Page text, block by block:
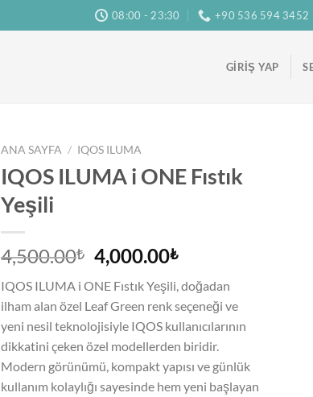
08:00 - 23:30 +90 536 594 3452
GIRIŞ YAP
ANA SAYFA / IQOS ILUMA
IQOS ILUMA i ONE Fıstık
Yeşili
4,500.00₺ Orijinal
fiyat:
4,500.00₺.
4,000.00₺Şu
fiyat:
4,000.00₺.
IQOS ILUMA i ONE Fıstık Yeşili, doğadan
ilham alan özel Leaf Green renk seçeneği ve
yeni nesil teknolojisiyle IQOS kullanıcılarının
dikkatini çeken özel modellerden biridir.
Modern görünümü, kompakt yapısı ve günlük
kullanım kolaylığı sayesinde hem yeni başlayan